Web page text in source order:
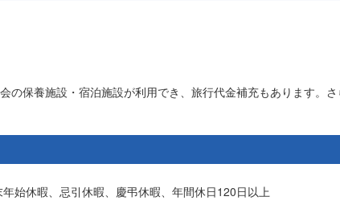
の保養施設・宿泊施設が利用でき、旅行代金補充もあります。
始休暇、忌引休暇、慶弔休暇、年間休日120日以上